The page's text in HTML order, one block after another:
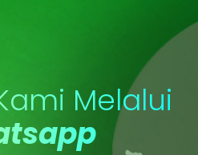
Melalui